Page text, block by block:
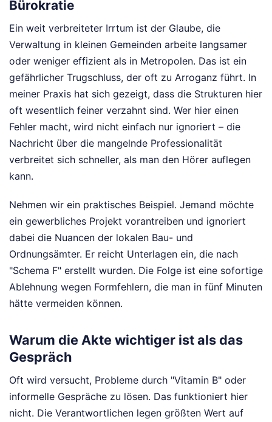
Bürokratie
Ein weit verbreiteter Irrtum ist der Glaube, die
Verwaltung in kleinen Gemeinden arbeite langsamer
oder weniger effizient als in Metropolen. Das ist ein
gefährlicher Trugschluss, der oft zu Arroganz führt. In
meiner Praxis hat sich gezeigt, dass die Strukturen hier
oft wesentlich feiner verzahnt sind. Wer hier einen
Fehler macht, wird nicht einfach nur ignoriert – die
Nachricht über die mangelnde Professionalität
verbreitet sich schneller, als man den Hörer auflegen
kann.
Nehmen wir ein praktisches Beispiel. Jemand möchte
ein gewerbliches Projekt vorantreiben und ignoriert
dabei die Nuancen der lokalen Bau- und
Ordnungsämter. Er reicht Unterlagen ein, die nach
"Schema F" erstellt wurden. Die Folge ist eine sofortige
Ablehnung wegen Formfehlern, die man in fünf Minuten
hätte vermeiden können.
Warum die Akte wichtiger ist als das
Gespräch
Oft wird versucht, Probleme durch "Vitamin B" oder
informelle Gespräche zu lösen. Das funktioniert hier
nicht. Die Verantwortlichen legen größten Wert auf